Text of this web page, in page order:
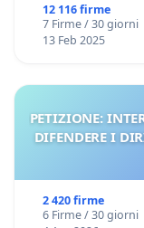
12 116 firme
7 Firme / 30 giorni
13 Feb 2025
PETIZIONE:
DIFENDERE I
2 420 firme
6 Firme / 30 giorni